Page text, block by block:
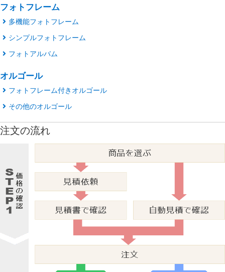
フォトフレーム
多機能フォトフレーム
シンプルフォトフレーム
フォトアルバム
オルゴール
フォトフレーム付きオルゴール
その他のオルゴール
注文の流れ